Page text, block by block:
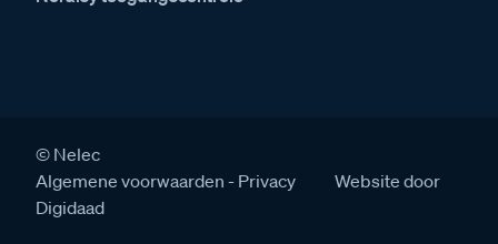
© Nelec
Algemene voorwaarden
Privacy
Website door
Digidaad